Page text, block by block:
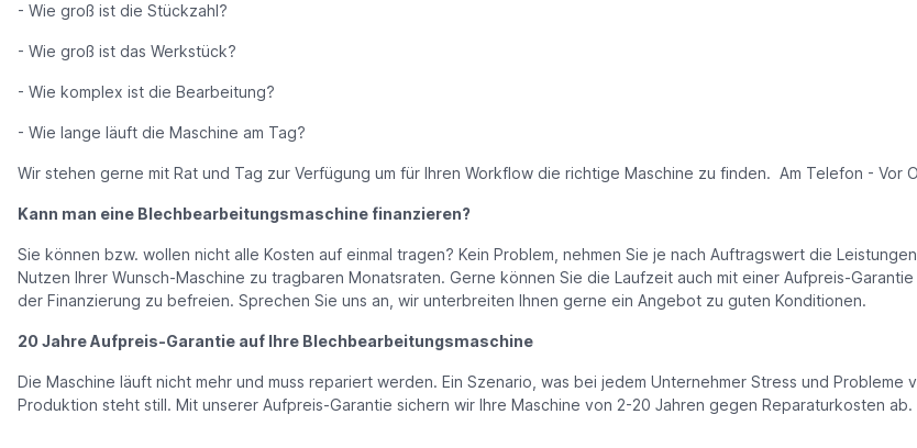
- Wie groß ist die Stückzahl?
- Wie groß ist das Werkstück?
- Wie komplex ist die Bearbeitung?
- Wie lange läuft die Maschine am Tag?
Wir stehen gerne mit Rat und Tag zur Verfügung um für Ihren Workflow die richtige Maschine zu finden. Am Telefon - Vor
Kann man eine Blechbearbeitungsmaschine finanzieren?
Sie können bzw. wollen nicht alle Kosten auf einmal tragen? Kein Problem, nehmen Sie je nach Auftragswert die
Nutzen Ihrer Wunsch-Maschine zu tragbaren Monatsraten. Gerne können Sie die Laufzeit auch mit einer Aufpreis-
der Finanzierung zu befreien. Sprechen Sie uns an, wir unterbreiten Ihnen gerne ein Angebot zu guten Konditionen.
20 Jahre Aufpreis-Garantie auf Ihre Blechbearbeitungsmaschine
Die Maschine läuft nicht mehr und muss repariert werden. Ein Szenario, was bei jedem Unternehmer Stress und
Produktion steht still. Mit unserer Aufpreis-Garantie sichern wir Ihre Maschine von 2-20 Jahren gegen Reparaturkosten